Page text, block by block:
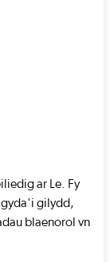
ansawdd.
ar Le. Fy
gyda'i gilydd,
blaenorol yn